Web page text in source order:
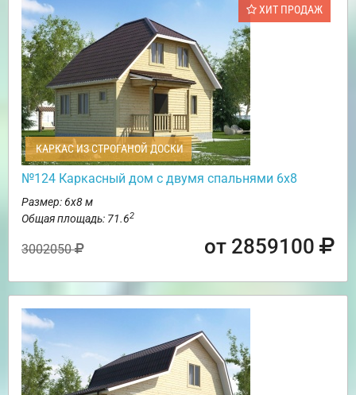
ХИТ ПРОДАЖ
КАРКАС ИЗ СТРОГАНОЙ ДОСКИ
№124 Каркасный дом с двумя спальнями 6х8
Размер: 6х8 м
Общая площадь: 71.62
3002050 от 2859100